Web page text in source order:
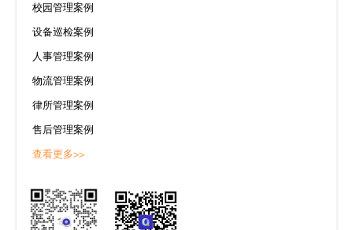
校园管理案例
设备巡检案例
人事管理案例
物流管理案例
律所管理案例
售后管理案例
查看更多>>